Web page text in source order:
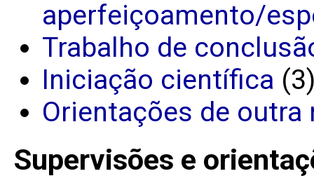
aperfeiçoamento/
Trabalho de
Iniciação científica
Orientações de outra
Supervisões e